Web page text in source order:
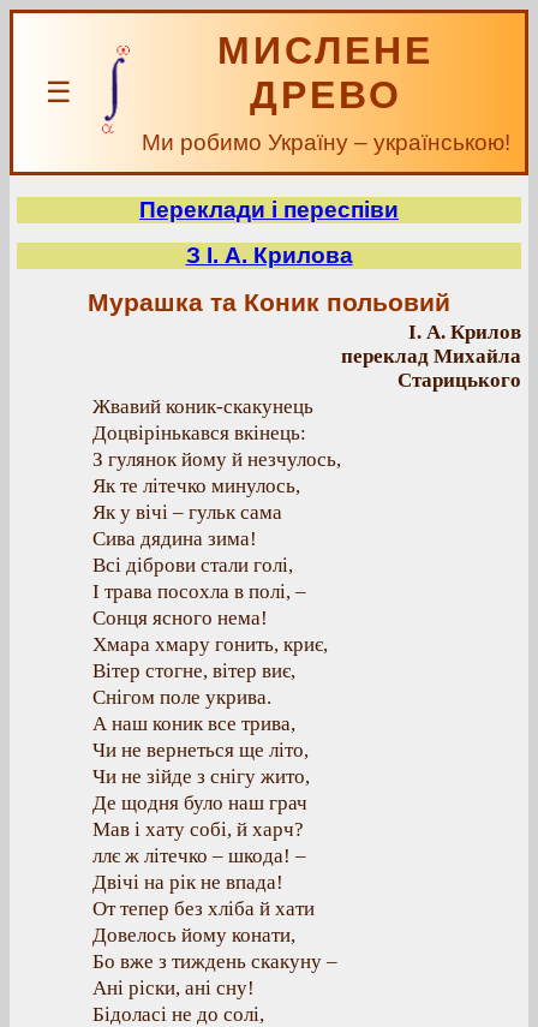
☰
МИСЛЕНЕ
ДРЕВО
Ми робимо Україну – українською!
Переклади і переспіви
З I. А. Крилова
Мурашка та Коник польовий
I. А. Крилов
переклад Михайла
Старицького
Жвавий коник-скакунець
Доцвірінькався вкінець:
З гулянок йому й незчулось,
Як те літечко минулось,
Як у вічі – гульк сама
Сива дядина зима!
Всі діброви стали голі,
І трава посохла в полі, –
Сонця ясного нема!
Хмара хмару гонить, криє,
Вітер стогне, вітер виє,
Снігом поле укрива.
А наш коник все трива,
Чи не вернеться ще літо,
Чи не зійде з снігу жито,
Де щодня було наш грач
Мав і хату собі, й харч?
ллє ж літечко – шкода! –
Двічі на рік не впада!
От тепер без хліба й хати
Довелось йому конати,
Бо вже з тиждень скакуну –
Ані ріски, ані сну!
Бідоласі не до солі,